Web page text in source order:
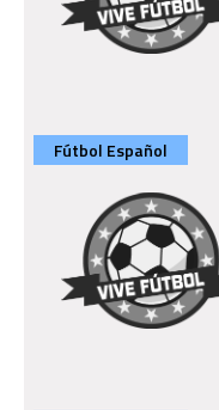
Fútbol Español